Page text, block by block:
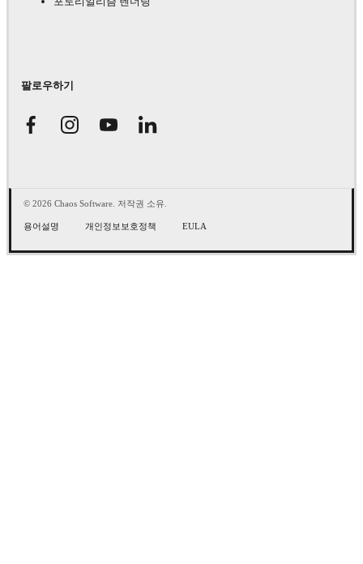
팔로우하기
© 2026 Chaos Software. 저작권 소유.
용어설명 개인정보보호정책 EULA